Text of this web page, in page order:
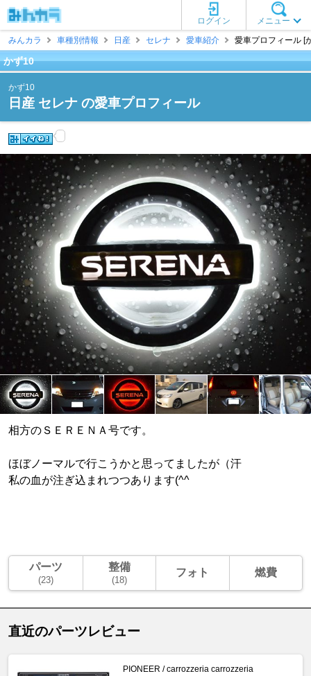
メニュー
ログイン
みんカラ
車種別情報 日産 セレナ 愛車紹介 愛車プロフィール [
かず10
かず10
日産 セレナ の愛車プロフィール
相方のＳＥＲＥＮＡ号です。
ほぼノーマルで行こうかと思ってましたが（汗
私の血が注ぎ込まれつつあります(^^ゞ
パーツ
(23)
整備
(18)
フォト 燃費
直近のパーツレビュー
PIONEER / carrozzeria carrozzeria